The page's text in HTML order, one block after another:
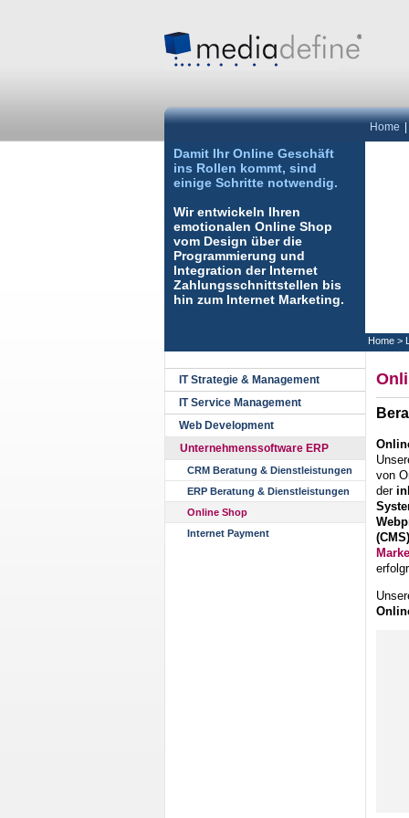
Home
Home >
IT Strategie & Management
IT Service Management
Web Development
Unternehmenssoftware ERP
CRM Beratung & Dienstleistungen
ERP Beratung & Dienstleistungen
Online Shop
Internet Payment
Damit Ihr Online Geschäft
ins Rollen kommt, sind
einige Schritte notwendig.
Wir entwickeln Ihren
emotionalen Online Shop
vom Design über die
Programmierung und
Integration der Internet
Zahlungsschnittstellen bis
hin zum Internet Marketing.
von
der